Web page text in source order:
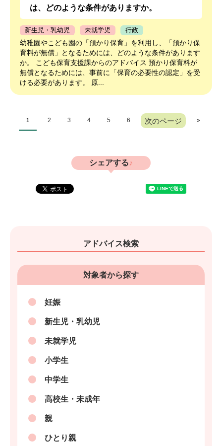
は、どのような条件がありますか。
新生児・乳幼児 未就学児 行政
幼稚園やこども園の「預かり保育」を利用し、「預かり保
育料が無償」となるためには、どのような条件があります
か。 こども保育支援課からのアドバイス 預かり保育料が
無償となるためには、事前に「保育の必要性の認定」を受
ける必要があります。 原...
1 2 3 4 5 6 次のページ »
シェアする
アドバイス検索
対象者から探す
妊娠
新生児・乳幼児
未就学児
小学生
中学生
高校生・未成年
親
ひとり親